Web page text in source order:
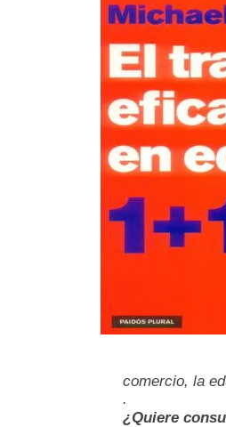
comercio, la
.
¿Quiere